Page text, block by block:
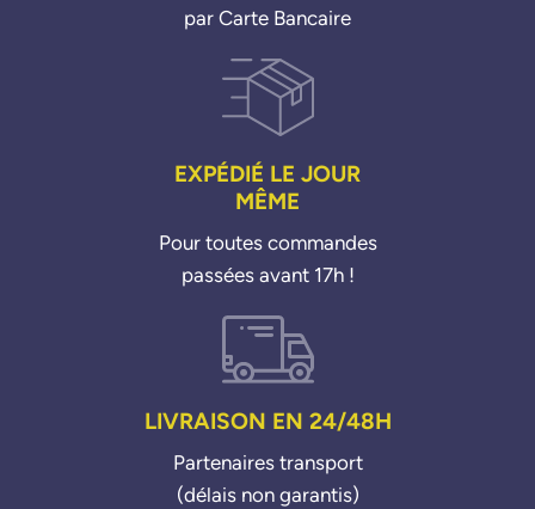
par Carte Bancaire
EXPÉDIÉ LE JOUR
MÊME
Pour toutes commandes
passées avant 17h !
LIVRAISON EN 24/48H
Partenaires transport
(délais non garantis)